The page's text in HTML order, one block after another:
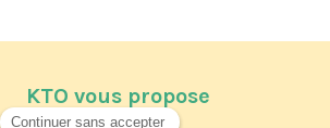
KTO vous propose